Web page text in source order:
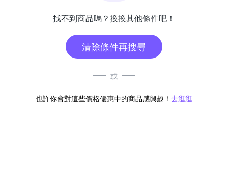
找不到商品嗎？換換其他條件吧！
清除條件再搜尋
或
也許你會對這些價格優惠中的商品感興趣！ 去逛逛